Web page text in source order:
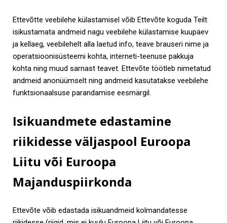
Ettevõtte veebilehe külastamisel võib Ettevõte koguda Teilt
isikustamata andmeid nagu veebilehe külastamise kuupäev
ja kellaeg, veebilehelt alla laetud info, teave brauseri nime ja
operatsioonisüsteemi kohta, interneti-teenuse pakkuja
kohta ning muud sarnast teavet. Ettevõte töötleb nimetatud
andmeid anonüümselt ning andmeid kasutatakse veebilehe
funktsionaalsuse parandamise eesmärgil.
Isikuandmete edastamine
riikidesse väljaspool Euroopa
Liitu või Euroopa
Majanduspiirkonda
Ettevõte võib edastada isikuandmeid kolmandatesse